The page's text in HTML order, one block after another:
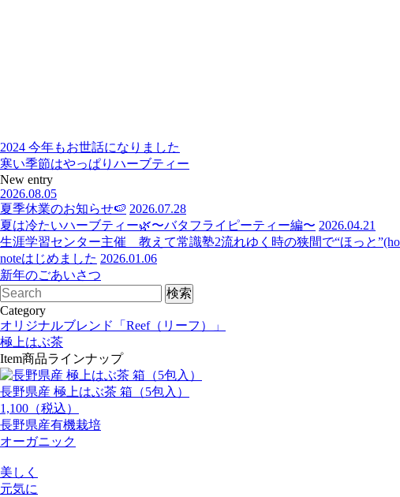
2024 今年もお世話になりました
寒い季節はやっぱりハーブティー
New entry
2026.08.05
夏季休業のお知らせ🍉 2026.07.28
夏は冷たいハーブティー🌿〜バタフライピーティー編〜 2026.04.21
生涯学習センター主催 教えて常識塾2流れゆく時の狭間で“ほっと
noteはじめました 2026.01.06
新年のごあいさつ
Category
オリジナルブレンド「Reef（リーフ）」
極上はぶ茶
Item商品ラインナップ
長野県産 極上はぶ茶 箱（5包入）
1,100（税込）
長野県産有機栽培
オーガニック
美しく
元気に